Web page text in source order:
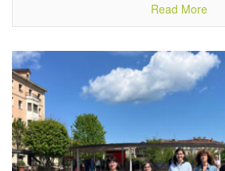
Read More